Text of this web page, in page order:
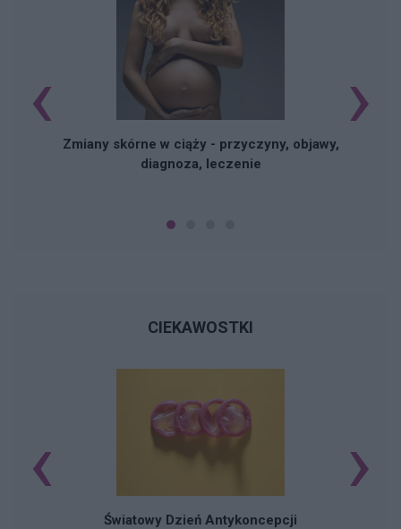
Zmiany skórne w ciąży - przyczyny, objawy,
diagnoza, leczenie
‹ ›
CIEKAWOSTKI
Światowy Dzień Antykoncepcji
‹ ›